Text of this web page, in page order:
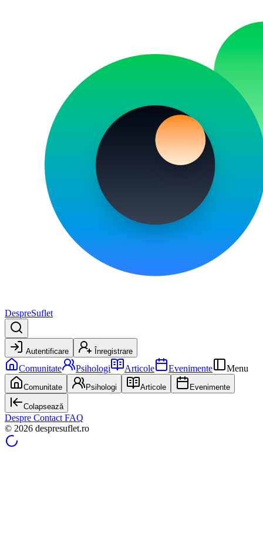
DespreSuflet
Autentificare Înregistrare
Comunitate Psihologi Articole Evenimente Menu
Comunitate Psihologi Articole Evenimente
Colapsează
Despre Contact FAQ
© 2026 despresuflet.ro